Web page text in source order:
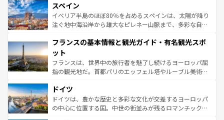
ろん、トスカーナの美しい田園風景やアマルフィ海岸の絶
景など、自然景観も見逃せない。観光の合間には、本場の
ピザやパスタなど、絶品のイタリア料理を堪能することも
ませてくれるイタリアで、忘れられない旅をしてみよう！
なお、新着のイタリア情報は
しい。
スペイン
イベリア半島のほぼ80％を占めるスペインは、太陽が降り
注ぐ地中海沿岸から雄大なピレネー山脈まで、多彩な自然
文化が根付くこの国では、情熱的なフラメンコ、熱気あふ
れる闘牛、そして美味しいタパスが生活の一部となってい
る。首都マドリードの洗練された雰囲気や、バルセロナの
アートに溢れた街角から、地方では古代ローマ遺跡や中世
せる。地方によって風土や気候が異なるスペインはその個
性で訪れる人を魅了する。 なお、新着のスペイン情報は コ
ンテンツ一覧を参照してほしい。
フランスの基本情報と観光ガイド・有名観光スポ
ット
フランスは、世界中の旅行者を魅了し続けるヨーロッパ屈
指の観光地だ。首都パリのエッフェル塔やルーブル美術館
で、幅広い魅力が詰まっている。華麗な宮殿、歴史的な大
聖堂、美しいビーチ、そして豊かな自然が、訪れる者を心
から魅了する。また、フランスは美食の国としても知ら
ドイツ
ドイツは、豊かな歴史と多彩な文化が交差するヨーロッパ
の中心に位置する国。中世の街並みが残るロマンチック街